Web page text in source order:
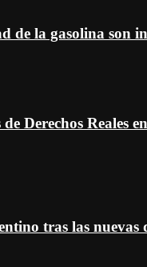
de la gasolina son
Derechos Reales
tras las nuevas